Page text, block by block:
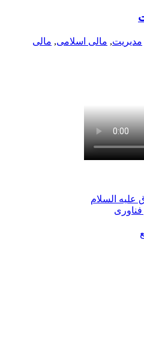
مديريت, مالی اسلامی, مالی
علیه السلام